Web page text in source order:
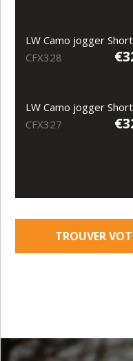
LW Camo jogger
CFX328
LW Camo jogger
CFX327
TROUVER